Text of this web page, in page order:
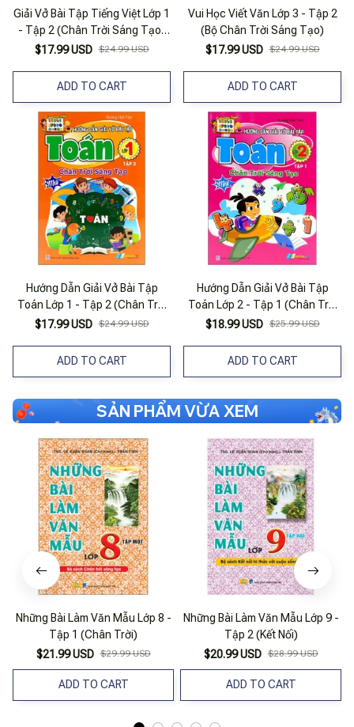
Giải Vở Bài Tập Tiếng Việt Lớp 1
- Tập 2 (Chân Trời Sáng Tạo)
(2022)
$17.99 USD $24.99 USD
ADD TO CART
Vui Học Viết Văn Lớp 3 - Tập 2
(Bộ Chân Trời Sáng Tạo)
$17.99 USD $24.99 USD
ADD TO CART
Hướng Dẫn Giải Vở Bài Tập
Toán Lớp 1 - Tập 2 (Chân Trời
Sáng Tạo)
$17.99 USD $24.99 USD
ADD TO CART
Hướng Dẫn Giải Vở Bài Tập
Toán Lớp 2 - Tập 1 (Chân Trời
Sáng Tạo)
$18.99 USD $25.99 USD
ADD TO CART
SẢN PHẨM VỪA XEM
Những Bài Làm Văn Mẫu Lớp 8 -
Tập 1 (Chân Trời)
$21.99 USD $29.99 USD
ADD TO CART
Những Bài Làm Văn Mẫu Lớp 9 -
Tập 2 (Kết Nối)
$20.99 USD $28.99 USD
ADD TO CART